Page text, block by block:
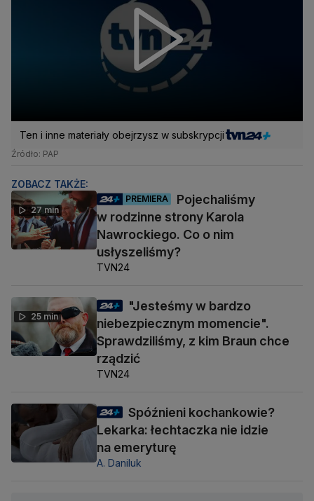
Ten i inne materiały obejrzysz w subskrypcji
Źródło: PAP
ZOBACZ TAKŻE:
27 min
PREMIERA
Pojechaliśmy
w rodzinne strony Karola
Nawrockiego. Co o nim
usłyszeliśmy?
TVN24
25 min
"Jesteśmy w bardzo
niebezpiecznym momencie".
Sprawdziliśmy, z kim Braun chce
rządzić
TVN24
Spóźnieni kochankowie?
Lekarka: łechtaczka nie idzie
na emeryturę
A. Daniluk